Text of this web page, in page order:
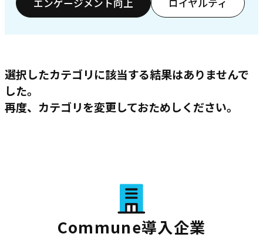
エンゲージメント向上 ロイヤルティ
選択したカテゴリに該当する結果はありませんで
した。
再度、カテゴリを変更しておためしください。
Commune導入企業